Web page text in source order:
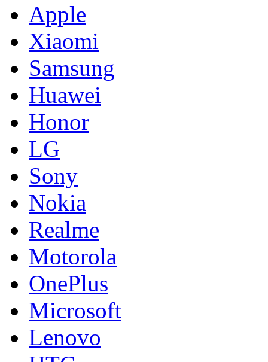
Apple
Xiaomi
Samsung
Huawei
Honor
LG
Sony
Nokia
Realme
Motorola
OnePlus
Microsoft
Lenovo